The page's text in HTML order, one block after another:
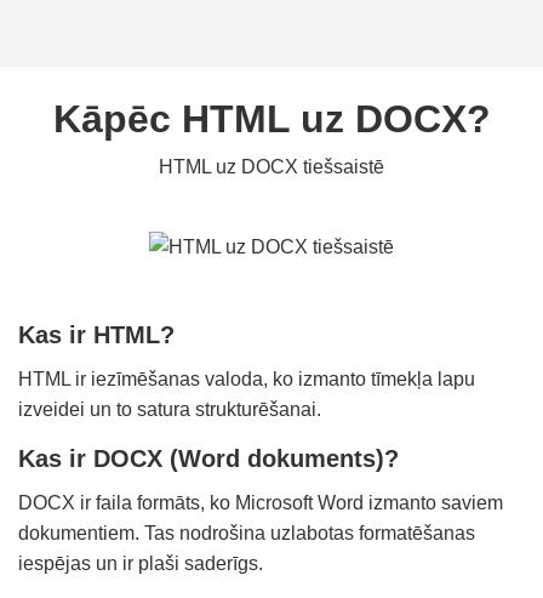
Kāpēc HTML uz DOCX?
HTML uz DOCX tiešsaistē
Kas ir HTML?
HTML ir iezīmēšanas valoda, ko izmanto tīmekļa lapu
izveidei un to satura strukturēšanai.
Kas ir DOCX (Word dokuments)?
DOCX ir faila formāts, ko Microsoft Word izmanto saviem
dokumentiem. Tas nodrošina uzlabotas formatēšanas
iespējas un ir plaši saderīgs.